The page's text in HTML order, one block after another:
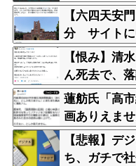
←うん…うん
【六四天安
分 サイトに
【恨み】清
ん死去で、
め」「暴行
蓮舫氏「高
画ありえま
内撮影が掘
【悲報】デ
ち、ガチで